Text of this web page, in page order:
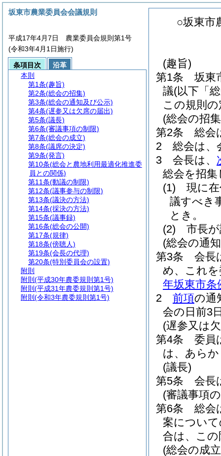
○坂東市
(趣旨)
第1条
坂東
議(以下「
この規則
(総会の招
第2条
総会
2
総会は、
3
会長は、
総会を招
(1)
現に
議すべき
とき。
(2)
市長
(総会の通
第3条
会長
め、これ
年坂東市条
2
前項の通
会の日前3
(遅参又は
第4条
委員
は、あら
(議長)
第5条
会長
(審議事項
第6条
総会
案につい
合は、こ
(総会の成
坂東市農業委員会会議規則
平成17年4月7日 農業委員会規則第1号
(令和3年4月1日施行)
条項目次
沿革
本則
第1条(趣旨)
第2条(総会の招集)
第3条(総会の通知及び公示)
第4条(遅参又は欠席の届出)
第5条(議長)
第6条(審議事項の制限)
第7条(総会の成立)
第8条(議席の決定)
第9条(発言)
第10条(総会と農地利用最適化推進委
員との関係)
第11条(動議の制限)
第12条(議事参与の制限)
第13条(議決の方法)
第14条(採決の方法)
第15条(議事録)
第16条(総会の公開)
第17条(規律)
第18条(傍聴人)
第19条(会長の代理)
第20条(特別委員会の設置)
附則
附則 (平成30年農委規則第1号)
附則 (平成31年農委規則第1号)
附則 (令和3年農委規則第1号)